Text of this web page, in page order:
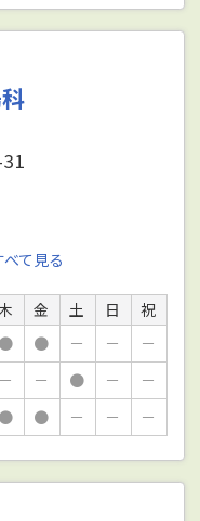
べて見る
金 土 日
祝
● ● － －
－
－ － ● －
－
● ● － － －